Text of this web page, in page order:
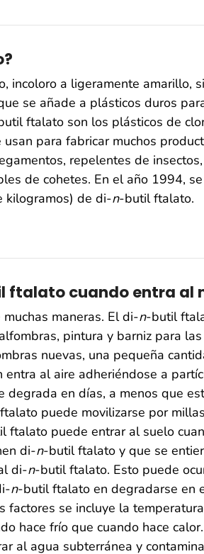
incoloro a ligeramente amarillo,
se añade a plásticos duros
ftalato son los plásticos de
para fabricar muchos
repelentes de
de cohetes. En el año 1994,
kilogramos) de di-n-butil ftalato.
ftalato cuando entra al
maneras. El di-n-butil
pintura y barniz para
nuevas, una pequeña
al aire adheriéndose a
en días, a menos que
puede movilizarse por
ftalato puede entrar al suelo
di-n-butil ftalato y que se
di-n-butil ftalato. Esto puede
n-butil ftalato en degradarse en
factores se incluye la
hace frío que cuando hace
al agua subterránea y